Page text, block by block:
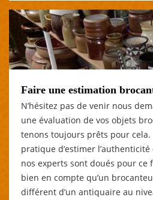
Faire une estimation
N’hésitez pas de venir nous
une évaluation de vos objets
tenons toujours prêts pour cela.
pratique d’estimer l’authenticité
nos experts sont doués pour ce
bien en compte qu’un
différent d’un antiquaire au